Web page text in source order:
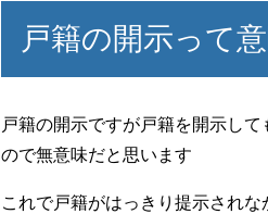
戸籍の開示って
戸籍の開示ですが戸籍を開示し
ので無意味だと思います
これで戸籍がはっきり提示され